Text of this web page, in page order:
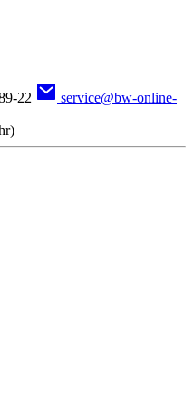
22
service@bw-online-